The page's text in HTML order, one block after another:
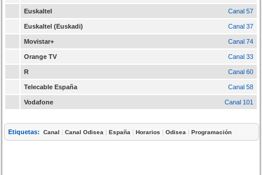
Euskaltel Canal 57
Euskaltel (Euskadi) Canal 37
Movistar+ Canal 74
Orange TV Canal 33
R Canal 60
Telecable España Canal 58
Vodafone Canal 101
Etiquetas: Canal |Canal Odisea |España |Horarios |Odisea |Programación